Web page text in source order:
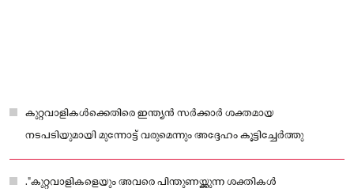
കുറ്റവാളികൾക്കെതിരെ ഇന്ത്യൻ സർക്കാർ ശക്തമായ
നടപടിയുമായി മുന്നോട്ട് വരുമെന്നും അദ്ദേഹം കൂട്ടിച്ചേർത്തു
."കുറ്റവാളികളെയും അവരെ പിന്തുണയ്ക്കുന്ന ശക്തികൾ